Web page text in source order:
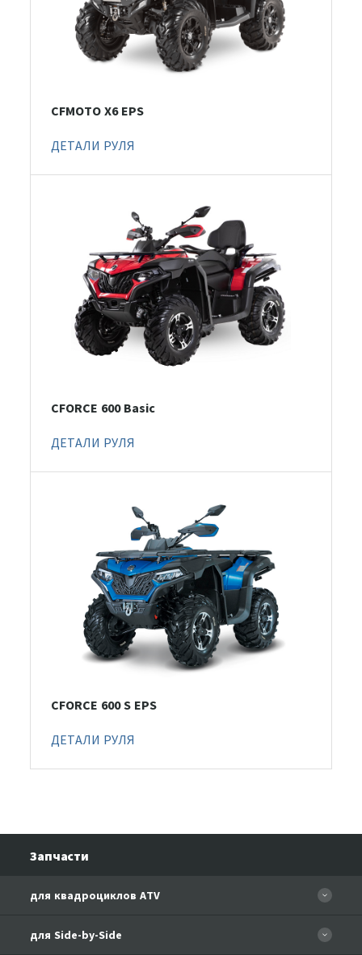
CFMOTO X6 EPS
ДЕТАЛИ РУЛЯ
CFORCE 600 Basic
ДЕТАЛИ РУЛЯ
CFORCE 600 S EPS
ДЕТАЛИ РУЛЯ
Запчасти
для квадроциклов ATV
CFORCE 110 EFI
для Side-by-Side